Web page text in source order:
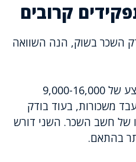
קרובים
השכר בשוק, הנה השוואה
שכר חודשי ממוצע של 9,000-16,000
משכורות, בעוד בודק
של חשב השכר. השני דורש
בהתאם.